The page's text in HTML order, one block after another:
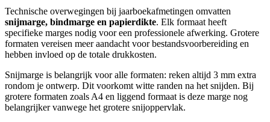
Technische overwegingen bij jaarboekafmetingen omvatten
snijmarge, bindmarge en papierdikte. Elk formaat heeft
specifieke marges nodig voor een professionele afwerking. Grotere
formaten vereisen meer aandacht voor bestandsvoorbereiding en
hebben invloed op de totale drukkosten.
Snijmarge is belangrijk voor alle formaten: reken altijd 3 mm extra
rondom je ontwerp. Dit voorkomt witte randen na het snijden. Bij
grotere formaten zoals A4 en liggend formaat is deze marge nog
belangrijker vanwege het grotere snijoppervlak.